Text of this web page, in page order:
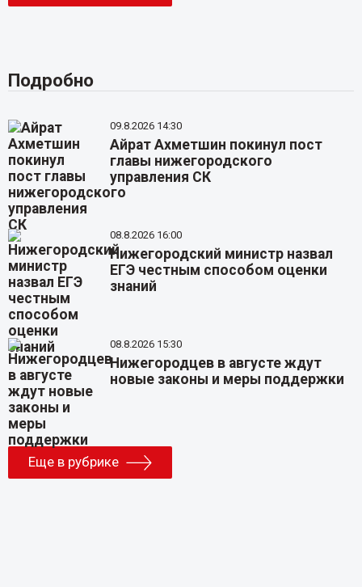
Подробно
09.8.2026 14:30
Айрат Ахметшин покинул пост
главы нижегородского
управления СК
08.8.2026 16:00
Нижегородский министр назвал
ЕГЭ честным способом оценки
знаний
08.8.2026 15:30
Нижегородцев в августе ждут
новые законы и меры поддержки
Еще в рубрике